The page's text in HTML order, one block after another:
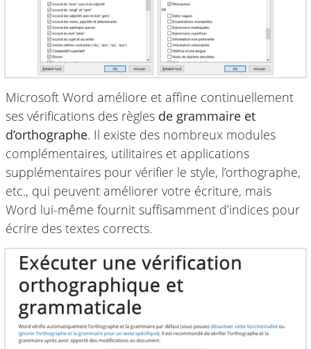
Microsoft Word améliore et affine continuellement
ses vérifications des règles de grammaire et
d’orthographe. Il existe des nombreux modules
complémentaires, utilitaires et applications
supplémentaires pour vérifier le style, l’orthographe,
etc., qui peuvent améliorer votre écriture, mais
Word lui-même fournit suffisamment d’indices pour
écrire des textes corrects.